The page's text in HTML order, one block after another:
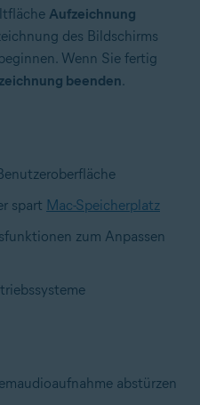
Aufzeichnung
des Bildschirms
Wenn Sie fertig
beenden.
spart Mac-Speicherplatz
zum Anpassen
abstürzen